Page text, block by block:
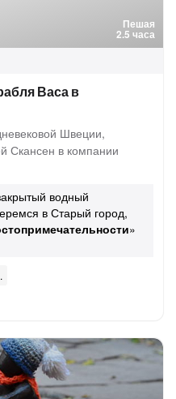
Пешая
2.5 часа
Васа в
Швеции,
Скансен в компании
водный
в Старый город,
»